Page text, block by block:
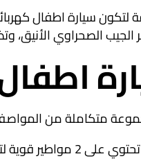
تقريبا بجودة ممتازة بفضل مقاسها المتناسب وهيكلها
الصحراوي الأنيق،
متكاملة من
تحتوي على 2 مواطير قوية لتعزيز حركة السيارة ومنحها قوة دفع سلسة ومتزنة على مختلف الأرضيات والأسطح الملساء.